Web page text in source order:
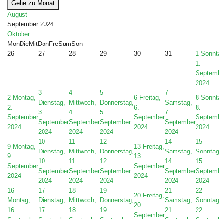
Gehe zu Monat
August
September 2024
Oktober
MonDieMitDonFreSamSon
26
27 28 29 30 31 1
1.
2024
2 Montag,
2.
September
2024
3
Dienstag,
3.
September
2024
4
Mittwoch,
4.
September
2024
5
Donnerstag,
5.
September
2024
6 Freitag,
6.
September
2024
7
Samstag,
7.
September
2024
8
8.
2024
9 Montag,
9.
September
2024
10
Dienstag,
10.
September
2024
11
Mittwoch,
11.
September
2024
12
Donnerstag,
12.
September
2024
13 Freitag,
13.
September
2024
14
Samstag,
14.
September
2024
15
15.
2024
16
Montag,
16.
17
Dienstag,
17.
18
Mittwoch,
18.
19
Donnerstag,
19.
20 Freitag,
20.
September
21
Samstag,
21.
22
22.